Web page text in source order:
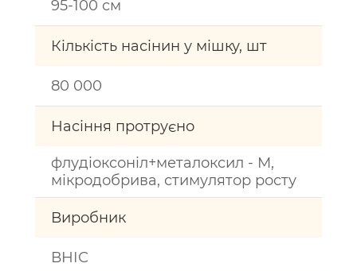
95-100 см
Кількість насінин у мішку, шт
80 000
Насіння протруєно
флудіоксоніл+металоксил - М,
мікродобрива, стимулятор росту
Виробник
ВНІС